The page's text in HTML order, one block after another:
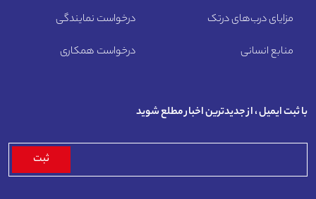
مزایای درب‌های درتک
منابع انسانی
درخواست نمایندگی
درخواست همکاری
با ثبت ایمیل ، از جدیدترین اخبار مطلع شوید